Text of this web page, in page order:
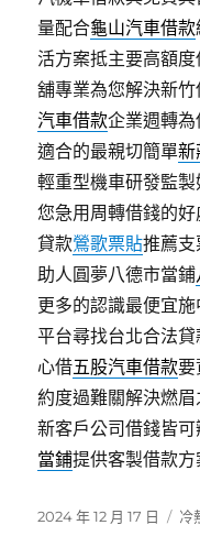
量配合龜山汽車借款
活方案抵主要高額
舖專業為您解決新
汽車借款企業週轉
適合的最親切簡單新
輕重型機車研發監
您急用周轉借錢的
貸款鶯歌票貼推薦
助人圓夢八德市當鋪
更多的認識最便宜
平台尋找台北合法
心借五股汽車借款要
約度過難關解決燃
新客戶公司借錢皆
當鋪提供客製借款
發
2024 年 12 月 17 日
分
冷